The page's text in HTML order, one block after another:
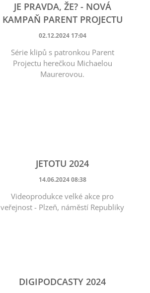
JE PRAVDA, ŽE? - NOVÁ
KAMPAŇ PARENT PROJECTU
02.12.2024 17:04
Série klipů s patronkou Parent
Projectu herečkou Michaelou
Maurerovou.
JETOTU 2024
14.06.2024 08:38
Videoprodukce velké akce pro
veřejnost - Plzeň, náměstí Republiky
DIGIPODCASTY 2024